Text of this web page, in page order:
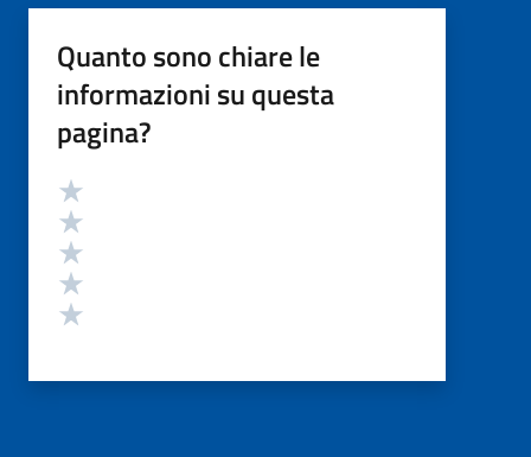
Quanto sono chiare le
informazioni su questa
pagina?
Valutazione